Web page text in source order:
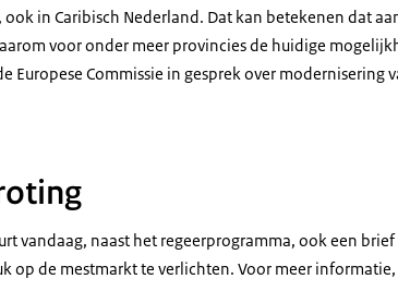
in Caribisch Nederland. Dat kan betekenen dat
voor onder meer provincies de huidige
Europese Commissie in gesprek over modernisering
vandaag, naast het regeerprogramma, ook een brief
op de mestmarkt te verlichten. Voor meer informatie,